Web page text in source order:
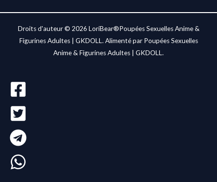
Droits d'auteur © 2026 LoriBear®Poupées Sexuelles Anime &
Figurines Adultes | GKDOLL. Alimenté par Poupées Sexuelles
Anime & Figurines Adultes | GKDOLL.